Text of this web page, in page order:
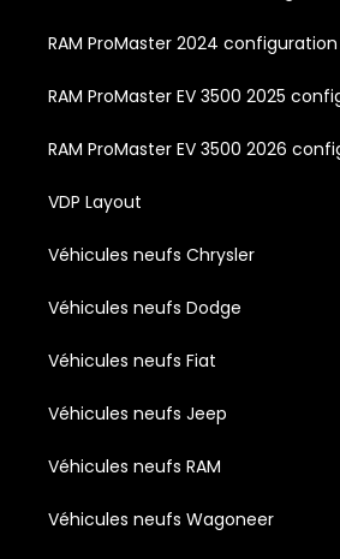
RAM ProMaster 2024
RAM ProMaster EV 3500 2025
RAM ProMaster EV 3500 2026
VDP Layout
Véhicules neufs Chrysler
Véhicules neufs Dodge
Véhicules neufs Fiat
Véhicules neufs Jeep
Véhicules neufs RAM
Véhicules neufs Wagoneer